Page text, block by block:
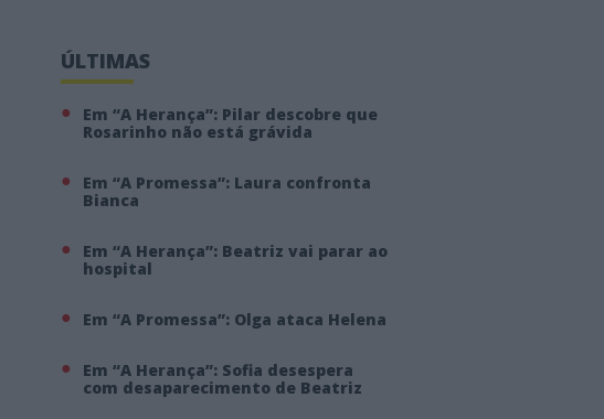
ÚLTIMAS
Em “A Herança”: Pilar descobre que
Rosarinho não está grávida
Em “A Promessa”: Laura confronta
Bianca
Em “A Herança”: Beatriz vai parar ao
hospital
Em “A Promessa”: Olga ataca Helena
Em “A Herança”: Sofia desespera
com desaparecimento de Beatriz